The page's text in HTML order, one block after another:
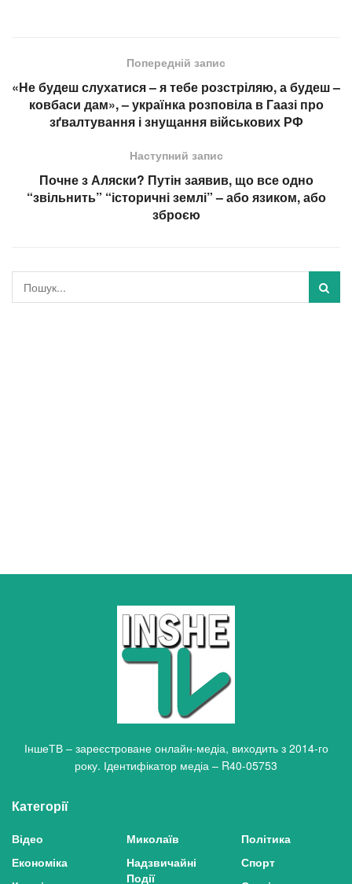
Попередній запис
«Не будеш слухатися – я тебе розстріляю, а будеш –
ковбаси дам», – українка розповіла в Гаазі про
зґвалтування і знущання військових РФ
Наступний запис
Почне з Аляски? Путін заявив, що все одно
“звільнить” “історичні землі” – або язиком, або
зброєю
ІншеТВ – зареєстроване онлайн-медіа, виходить з 2014-го
року. Ідентифікатор медіа – R40-05753
Категорії
Відео
Економіка
Миколаїв
Надзвичайні
Події
Політика
Спорт